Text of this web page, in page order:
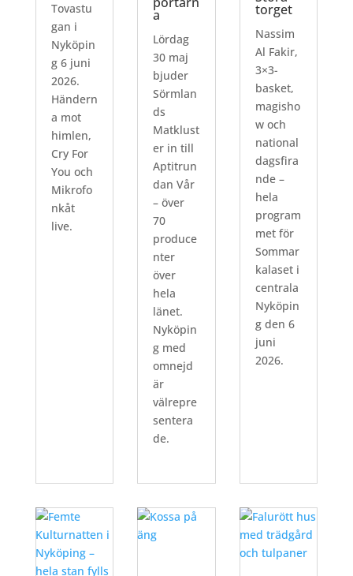
Tovastu
gan i
Nyköpin
g 6 juni
2026.
Händern
a mot
himlen,
Cry For
You och
Mikrofo
nkåt
live.
a
Lördag
30 maj
bjuder
Sörmlan
ds
Matklust
er in till
Aptitrun
dan Vår
– över
70
produce
nter
över
hela
länet.
Nyköpin
g med
omnejd
är
välrepre
sentera
de.
torget
Nassim
Al Fakir,
3×3-
basket,
magisho
w och
national
dagsfira
nde –
hela
program
met för
Sommar
kalaset i
centrala
Nyköpin
g den 6
juni
2026.